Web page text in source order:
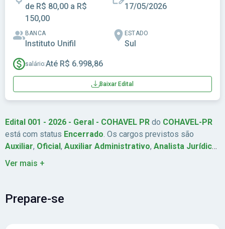
de R$ 80,00 a R$
150,00
17/05/2026
BANCA
Instituto Unifil
ESTADO
Sul
salário:Até R$ 6.998,86
Baixar Edital
Edital 001 - 2026 - Geral - COHAVEL PR do COHAVEL-PR
está com status Encerrado. Os cargos previstos são
Auxiliar, Oficial, Auxiliar Administrativo, Analista Jurídico
São ofertadas
organizadora éInstituto Unifil
80,00 a R$ 150,00
Ver mais +
Prepare-se